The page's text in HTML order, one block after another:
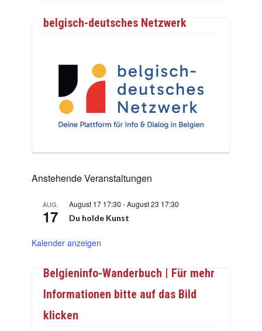
belgisch-deutsches Netzwerk
Anstehende Veranstaltungen
AUG.
17
August 17 17:30 -August 23 17:30
Du holde Kunst
Kalender anzeigen
Belgieninfo-Wanderbuch | Für mehr
Informationen bitte auf das Bild
klicken